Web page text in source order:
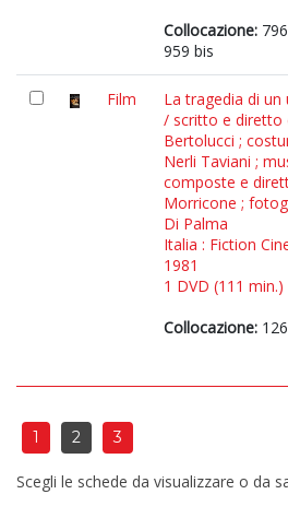
Collocazione:
959 bis
Film
La tragedia di
/ scritto e diretto
Bertolucci ;
Nerli Taviani ;
composte e
Morricone ;
Di Palma
Italia : Fiction
1981
1 DVD (111
Collocazione:
1 2 3
Scegli le schede da visualizzare o da